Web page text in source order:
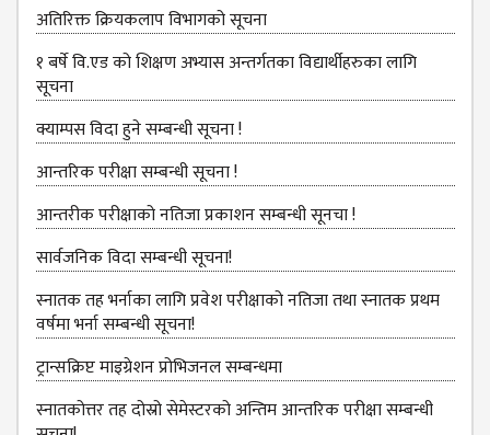
EDUCATION
DEPARTMENT
MANAGEMENT
DEPARTMENT
FACULTY
MEMBERS
TEACHING
STAFFS
NON
TEACHING
STAFFS
COURSES
BACHELOR
अतिरिक्त क्रियकलाप विभागको सूचना
१ बर्षे वि.एड को शिक्षण अभ्यास अन्तर्गतका विद्यार्थीहरुका लागि
सूचना
क्याम्पस विदा हुने सम्बन्धी सूचना !
आन्‍तरिक परीक्षा सम्बन्धी सूचना !
आन्तरीक परीक्षाको नतिजा प्रकाशन सम्बन्धी सूनचा !
सार्वजनिक विदा सम्बन्धी सूचना!
स्नातक तह भर्नाका लागि प्रवेश परीक्षाको नतिजा तथा स्नातक प्रथम
वर्षमा भर्ना सम्बन्धी सूचना!
ट्रान्सक्रिप्ट माइग्रेशन प्रोभिजनल सम्बन्धमा
स्नातकोत्तर तह दोस्रो सेमेस्टरको अन्तिम आन्तरिक परीक्षा सम्बन्धी